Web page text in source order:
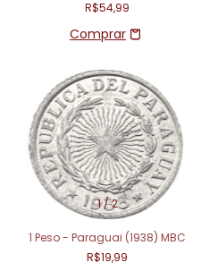
R$54,99
1/2
1 Peso - Paraguai (1938) MBC
R$19,99